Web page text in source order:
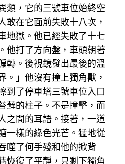
類，它的三號車位始終空
敢在它面前失敗十八次，
地獄。他已經失敗了十七
他打了方向盤，車頭朝著
轉。後視鏡發出最後的溫
。」他沒有撞上獨角獸，
到了停車塔三號車位入口
蘚的柱子。不是撞擊，而
之間的耳語。接著，一道
一樣的綠色光芒。猛地從
噬了何手殘和他的掀背
恢復了平靜，只剩下獨角